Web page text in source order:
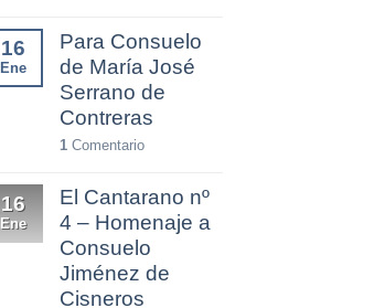
16
Ene
Para Consuelo
de María José
Serrano de
Contreras
1Comentario
16
Ene
El Cantarano nº
4 – Homenaje a
Consuelo
Jiménez de
Cisneros